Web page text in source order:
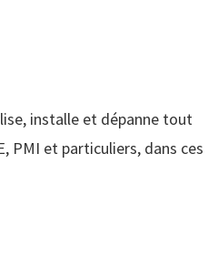
installe et dépanne tout
PMI et particuliers, dans ces